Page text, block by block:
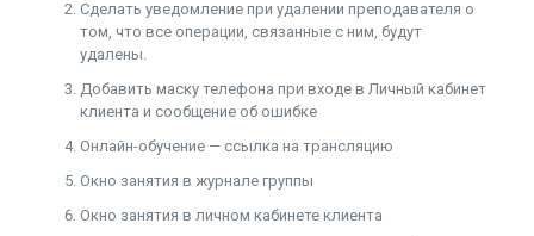
Сделать уведомление при удалении преподавателя о
том, что все операции, связанные с ним, будут
удалены.
Добавить маску телефона при входе в Личный кабинет
клиента и сообщение об ошибке
Онлайн-обучение — ссылка на трансляцию
Окно занятия в журнале группы
Окно занятия в личном кабинете клиента